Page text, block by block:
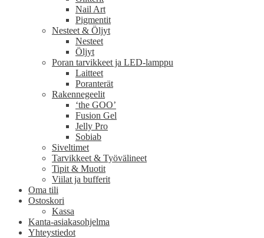
Nail Art
Pigmentit
Nesteet & Öljyt
Nesteet
Öljyt
Poran tarvikkeet ja LED-lamppu
Laitteet
Poranterät
Rakennegeelit
‘the GOO’
Fusion Gel
Jelly Pro
Sobiab
Siveltimet
Tarvikkeet & Työvälineet
Tipit & Muotit
Viilat ja bufferit
Oma tili
Ostoskori
Kassa
Kanta-asiakasohjelma
Yhteystiedot